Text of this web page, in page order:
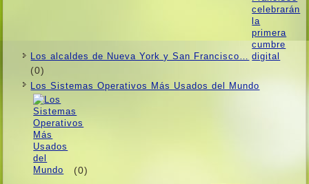
Los alcaldes de Nueva York y San Francisco…
(0)
Los Sistemas Operativos Más Usados ​​del Mundo
(0)